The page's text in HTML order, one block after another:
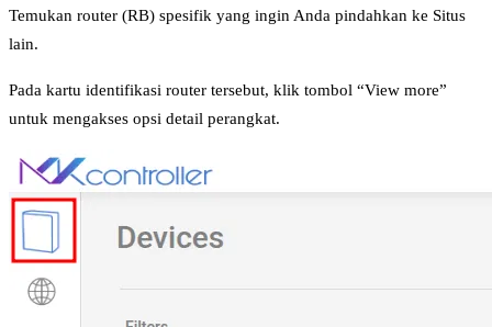
Temukan router (RB) spesifik yang ingin Anda pindahkan ke Situs
lain.
Pada kartu identifikasi router tersebut, klik tombol “View more”
untuk mengakses opsi detail perangkat.